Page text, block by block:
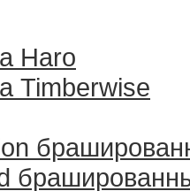
Haro
Timberwise